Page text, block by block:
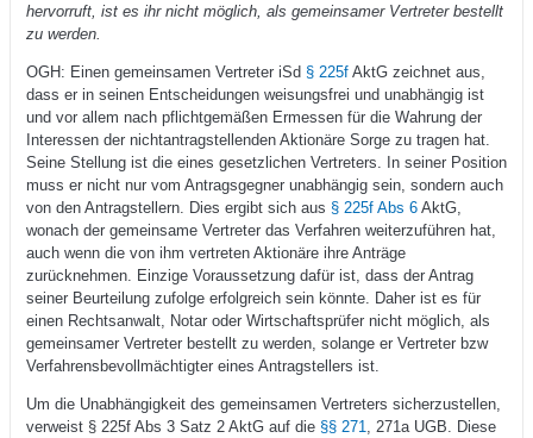
hervorruft, ist es ihr nicht möglich, als gemeinsamer Vertreter bestellt
zu werden.
OGH: Einen gemeinsamen Vertreter iSd § 225fAktG zeichnet aus,
dass er in seinen Entscheidungen weisungsfrei und unabhängig ist
und vor allem nach pflichtgemäßen Ermessen für die Wahrung der
Interessen der nichtantragstellenden Aktionäre Sorge zu tragen hat.
Seine Stellung ist die eines gesetzlichen Vertreters. In seiner Position
muss er nicht nur vom Antragsgegner unabhängig sein, sondern auch
von den Antragstellern. Dies ergibt sich aus § 225f Abs 6AktG,
wonach der gemeinsame Vertreter das Verfahren weiterzuführen hat,
auch wenn die von ihm vertreten Aktionäre ihre Anträge
zurücknehmen. Einzige Voraussetzung dafür ist, dass der Antrag
seiner Beurteilung zufolge erfolgreich sein könnte. Daher ist es für
einen Rechtsanwalt, Notar oder Wirtschaftsprüfer nicht möglich, als
gemeinsamer Vertreter bestellt zu werden, solange er Vertreter bzw
Verfahrensbevollmächtigter eines Antragstellers ist.
Um die Unabhängigkeit des gemeinsamen Vertreters sicherzustellen,
verweist § 225f Abs 3 Satz 2 AktG auf die §§ 271
, 271a UGB. Diese